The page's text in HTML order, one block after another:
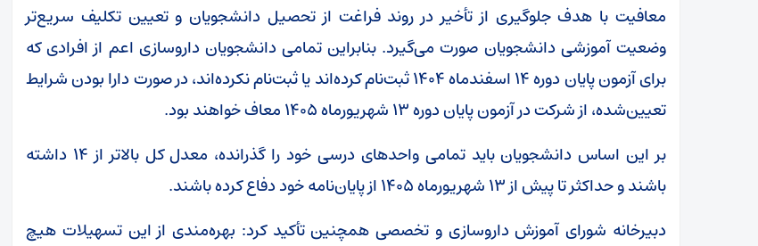
معافیت با هدف جلوگیری از تأخیر در روند فراغت از تحصیل دانشجویان و تعیین تکلیف سریع‌تر
وضعیت آموزشی دانشجویان صورت می‌گیرد. بنابراین تمامی دانشجویان داروسازی اعم از افرادی که
برای آزمون پایان دوره ۱۴ اسفندماه ۱۴۰۴ ثبت‌نام کرده‌اند یا ثبت‌نام نکرده‌اند، در صورت دارا بودن شرایط
تعیین‌شده، از شرکت در آزمون پایان دوره ۱۳ شهریورماه ۱۴۰۵ معاف خواهند بود.
بر این اساس دانشجویان باید تمامی واحدهای درسی خود را گذرانده، معدل کل بالاتر از ۱۴ داشته
باشند و حداکثر تا پیش از ۱۳ شهریورماه ۱۴۰۵ از پایان‌نامه خود دفاع کرده باشند.
دبیرخانه شورای آموزش داروسازی و تخصصی همچنین تأکید کرد: بهره‌مندی از این تسهیلات هیچ